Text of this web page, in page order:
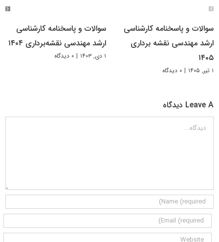
سوالات و پاسخنامه کارشناسی
ارشد مهندسی نقشه برداری
۱۴۰۵
۱ تیر, ۱۴۰۵ | ۰ دیدگاه
سوالات و پاسخنامه کارشناسی
ارشد مهندسی نقشه‌برداری ۱۴۰۴
۱ دی, ۱۴۰۳ | ۰ دیدگاه
Leave A دیدگاه
دیدگاه